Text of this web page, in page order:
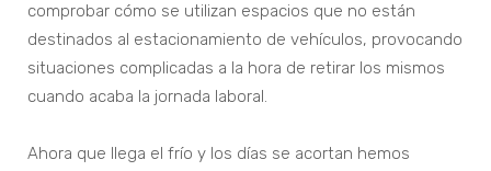
comprobar cómo se utilizan espacios que no están
destinados al estacionamiento de vehículos, provocando
situaciones complicadas a la hora de retirar los mismos
cuando acaba la jornada laboral.
Ahora que llega el frío y los días se acortan hemos